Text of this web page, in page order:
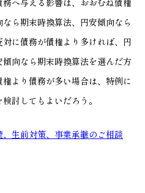
へ与える影響は、おおむね債権
ら期末時換算法、円安傾向なら
に債務が債権より多ければ、円
向なら期末時換算法を選んだ方
より債務が多い場合は、特例に
討してもよいだろう。
生前対策、事業承継のご相談